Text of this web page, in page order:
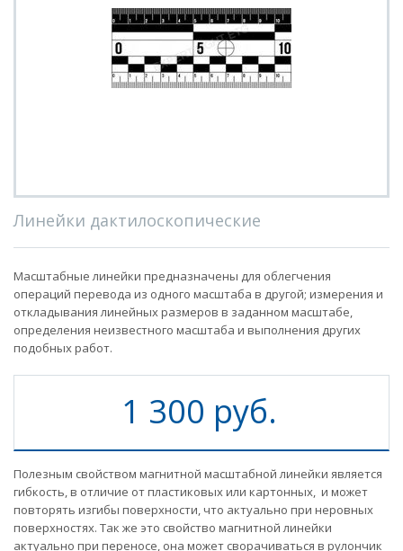
Линейки дактилоскопические
Масштабные линейки предназначены для облегчения
операций перевода из одного масштаба в другой; измерения и
откладывания линейных размеров в заданном масштабе,
определения неизвестного масштаба и выполнения других
подобных работ.
1 300 руб.
Полезным свойством магнитной масштабной линейки является
гибкость, в отличие от пластиковых или картонных, и может
повторять изгибы поверхности, что актуально при неровных
поверхностях. Так же это свойство магнитной линейки
актуально при переносе, она может сворачиваться в рулончик